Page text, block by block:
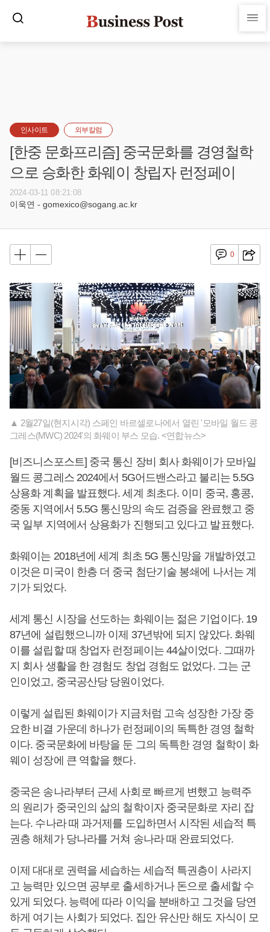
인사이트 외부칼럼
[한중 문화프리즘] 중국문화를 경영철학
으로 승화한 화웨이 창립자 런정페이
2024-03-11 08:21:08
이욱연 - gomexico@sogang.ac.kr
0
▲ 2월27일(현지시각) 스페인 바르셀로나에서 열린 '모바일 월드 콩
그레스(MWC) 2024'의 화웨이 부스 모습. <연합뉴스>
[비즈니스포스트] 중국 통신 장비 회사 화웨이가 모바일
월드 콩그레스 2024에서 5G어드밴스라고 불리는 5.5G
상용화 계획을 발표했다. 세계 최초다. 이미 중국, 홍콩,
중동 지역에서 5.5G 통신망의 속도 검증을 완료했고 중
국 일부 지역에서 상용화가 진행되고 있다고 발표했다.
화웨이는 2018년에 세계 최초 5G 통신망을 개발하였고
이것은 미국이 한층 더 중국 첨단기술 봉쇄에 나서는 계
기가 되었다.
세계 통신 시장을 선도하는 화웨이는 젊은 기업이다. 19
87년에 설립했으니까 이제 37년밖에 되지 않았다. 화웨
이를 설립할 때 창업자 런정페이는 44살이었다. 그때까
지 회사 생활을 한 경험도 창업 경험도 없었다. 그는 군
인이었고, 중국공산당 당원이었다.
이렇게 설립된 화웨이가 지금처럼 고속 성장한 가장 중
요한 비결 가운데 하나가 런정페이의 독특한 경영 철학
이다. 중국문화에 바탕을 둔 그의 독특한 경영 철학이 화
웨이 성장에 큰 역할을 했다.
중국은 송나라부터 근세 사회로 빠르게 변했고 능력주
의 원리가 중국인의 삶의 철학이자 중국문화로 자리 잡
는다. 수나라 때 과거제를 도입하면서 시작된 세습적 특
권층 해체가 당나라를 거쳐 송나라 때 완료되었다.
이제 대대로 권력을 세습하는 세습적 특권층이 사라지
고 능력만 있으면 공부로 출세하거나 돈으로 출세할 수
있게 되었다. 능력에 따라 이익을 분배하고 그것을 당연
하게 여기는 사회가 되었다. 집안 유산만 해도 자식이 모